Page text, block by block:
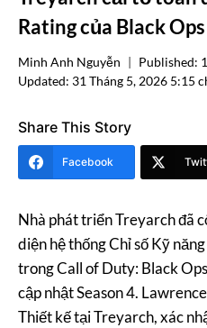
Rating của Black
Minh Anh Nguyễn Published:
Updated: 31 Tháng 5, 2026 5:15
Share This Story
Facebook
Nhà phát triển Treyarch đã
diện hệ thống Chỉ số Kỹ
trong Call of Duty: Black
cập nhật Season 4.
Thiết kế tại Treyarch, xác